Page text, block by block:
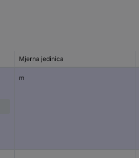
Mjerna jedinica
m